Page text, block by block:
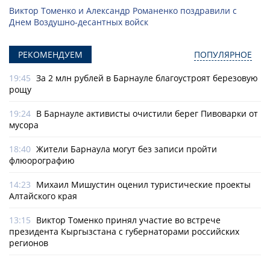
Виктор Томенко и Александр Романенко поздравили с
Днем Воздушно-десантных войск
РЕКОМЕНДУЕМ ПОПУЛЯРНОЕ
19:45 За 2 млн рублей в Барнауле благоустроят березовую
рощу
19:24 В Барнауле активисты очистили берег Пивоварки от
мусора
18:40 Жители Барнаула могут без записи пройти
флюорографию
14:23 Михаил Мишустин оценил туристические проекты
Алтайского края
13:15 Виктор Томенко принял участие во встрече
президента Кыргызстана с губернаторами российских
регионов